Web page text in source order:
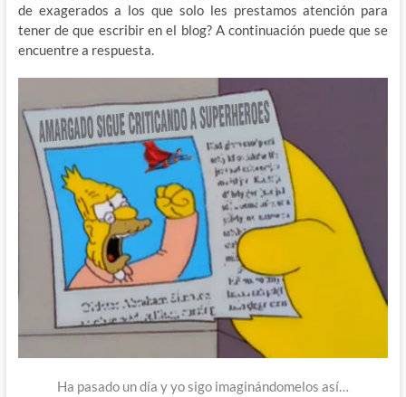
de exagerados a los que solo les prestamos atención para
tener de que escribir en el blog? A continuación puede que se
encuentre a respuesta.
Ha pasado un día y yo sigo imaginándomelos así…